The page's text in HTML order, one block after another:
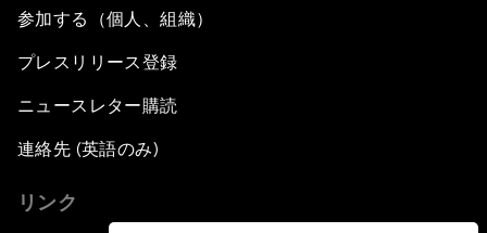
参加する（個人、組織）
プレスリリース登録
ニュースレター購読
連絡先 (英語のみ)
リンク